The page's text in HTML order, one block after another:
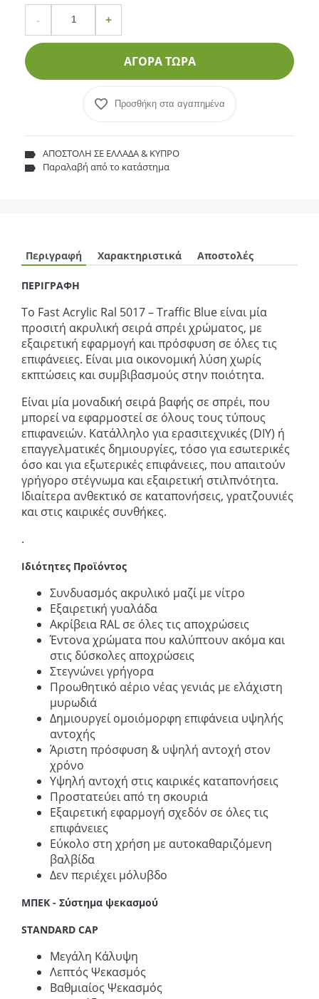
Ποσότητα
-product.increase.quantity
+product.decrease.quantity
ΑΓΟΡΑ ΤΩΡΑ
Προσθήκη στα αγαπημένα
ΑΠΟΣΤΟΛΗ ΣΕ ΕΛΛΑΔΑ & ΚΥΠΡΟ
Παραλαβή από το κατάστημα
Περιγραφή Χαρακτηριστικά Αποστολές
ΠΕΡΙΓΡΑΦΗ
Το Fast Acrylic Ral 5017 – Traffic Blue είναι μία
προσιτή ακρυλική σειρά σπρέι χρώματος, με
εξαιρετική εφαρμογή και πρόσφυση σε όλες τις
επιφάνειες. Είναι μια οικονομική λύση χωρίς
εκπτώσεις και συμβιβασμούς στην ποιότητα.
Είναι μία μοναδική σειρά βαφής σε σπρέι, που
μπορεί να εφαρμοστεί σε όλους τους τύπους
επιφανειών. Κατάλληλο για ερασιτεχνικές (DIY) ή
επαγγελματικές δημιουργίες, τόσο για εσωτερικές
όσο και για εξωτερικές επιφάνειες, που απαιτούν
γρήγορο στέγνωμα και εξαιρετική στιλπνότητα.
Ιδιαίτερα ανθεκτικό σε καταπονήσεις, γρατζουνιές
και στις καιρικές συνθήκες.
.
Ιδιότητες Προϊόντος
Συνδυασμός ακρυλικό μαζί με νίτρο
Εξαιρετική γυαλάδα
Ακρίβεια RAL σε όλες τις αποχρώσεις
Έντονα χρώματα που καλύπτουν ακόμα και
στις δύσκολες αποχρώσεις
Στεγνώνει γρήγορα
Προωθητικό αέριο νέας γενιάς με ελάχιστη
μυρωδιά
Δημιουργεί ομοιόμορφη επιφάνεια υψηλής
αντοχής
Άριστη πρόσφυση & υψηλή αντοχή στον
χρόνο
Υψηλή αντοχή στις καιρικές καταπονήσεις
Προστατεύει από τη σκουριά
Εξαιρετική εφαρμογή σχεδόν σε όλες τις
επιφάνειες
Εύκολο στη χρήση με αυτοκαθαριζόμενη
βαλβίδα
Δεν περιέχει μόλυβδο
ΜΠΕΚ - Σύστημα ψεκασμού
STANDARD CAP
Μεγάλη Κάλυψη
Λεπτός Ψεκασμός
Βαθμιαίος Ψεκασμός